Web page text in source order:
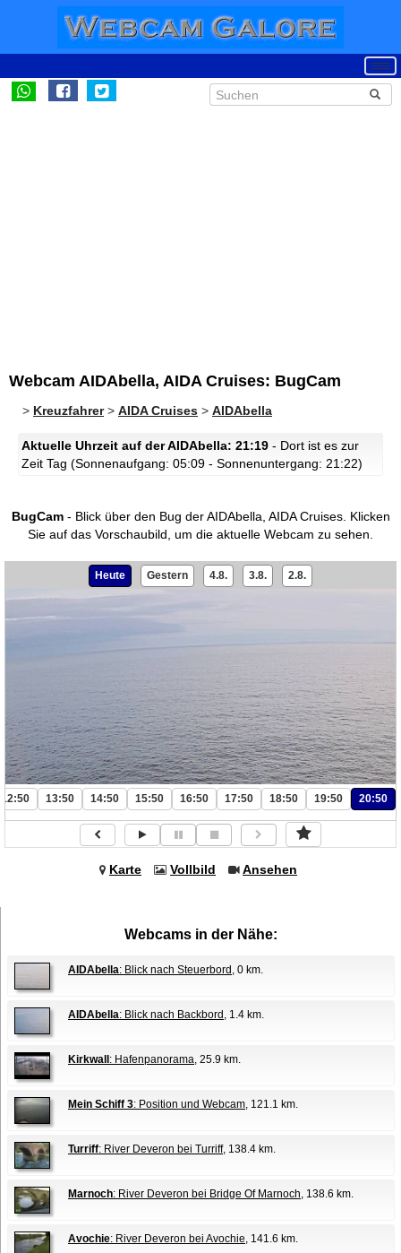
Webcam AIDAbella, AIDA Cruises: BugCam
> Kreuzfahrer> AIDA Cruises > AIDAbella
Aktuelle Uhrzeit auf der AIDAbella: 21:19 - Dort ist es zur
Zeit Tag (Sonnenaufgang: 05:09 - Sonnenuntergang: 21:22)
BugCam- Blick über den Bug der AIDAbella, AIDA Cruises. Klicken
Sie auf das Vorschaubild, um die aktuelle Webcam zu sehen.
Heute Gestern 4.8. 3.8. 2.8.
12:50 13:50 14:50 15:50 16:50 17:50 18:50 19:50 20:50
Karte Vollbild Ansehen
Webcams in der Nähe:
AIDAbella: Blick nach Steuerbord , 0 km.
AIDAbella: Blick nach Backbord , 1.4 km.
Kirkwall : Hafenpanorama, 25.9 km.
Mein Schiff 3: Position und Webcam, 121.1 km.
Turriff: River Deveron bei Turriff, 138.4 km.
Marnoch: River Deveron bei Bridge Of Marnoch, 138.6 km.
Avochie: River Deveron bei Avochie, 141.6 km.